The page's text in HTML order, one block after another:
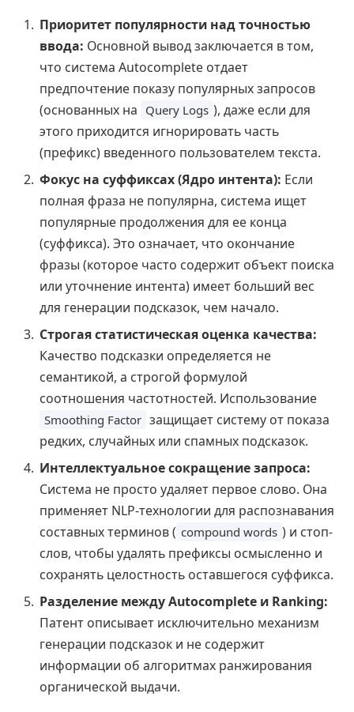
Приоритет популярности над точностью
ввода: Основной вывод заключается в том,
что система Autocomplete отдает
предпочтение показу популярных запросов
(основанных на Query Logs ), даже если для
этого приходится игнорировать часть
(префикс) введенного пользователем текста.
Фокус на суффиксах (Ядро интента): Если
полная фраза не популярна, система ищет
популярные продолжения для ее конца
(суффикса). Это означает, что окончание
фразы (которое часто содержит объект поиска
или уточнение интента) имеет больший вес
для генерации подсказок, чем начало.
Строгая статистическая оценка качества:
Качество подсказки определяется не
семантикой, а строгой формулой
соотношения частотностей. Использование
Smoothing Factor защищает систему от показа
редких, случайных или спамных подсказок.
Интеллектуальное сокращение запроса:
Система не просто удаляет первое слово. Она
применяет NLP-технологии для распознавания
составных терминов ( compound words ) и стоп-
слов, чтобы удалять префиксы осмысленно и
сохранять целостность оставшегося суффикса.
Разделение между Autocomplete и Ranking:
Патент описывает исключительно механизм
генерации подсказок и не содержит
информации об алгоритмах ранжирования
органической выдачи.